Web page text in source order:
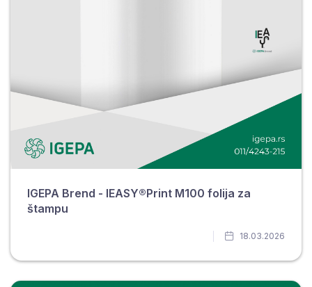
IGEPA Brend - IEASY®Print M100 folija za
štampu
18.03.2026